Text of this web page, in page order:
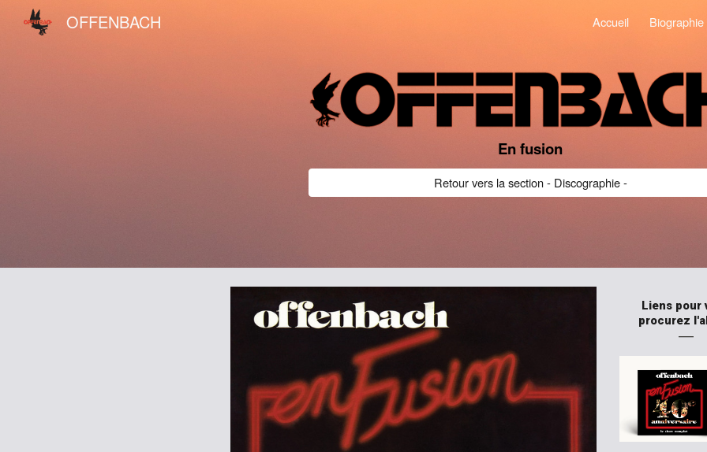
Skip to
OFFENBACH Accueil Biographie
En fusion
Retour vers la section - Discographie -
Liens pour
procurez
―